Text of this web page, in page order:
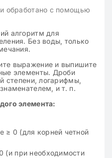
обработано с помощью
алгоритм для
Без воды, только
выражение и выпишите
элементы. Дроби
степени, логарифмы,
и т. п.
элемента:
≥ 0 (для корней четной
(и при необходимости